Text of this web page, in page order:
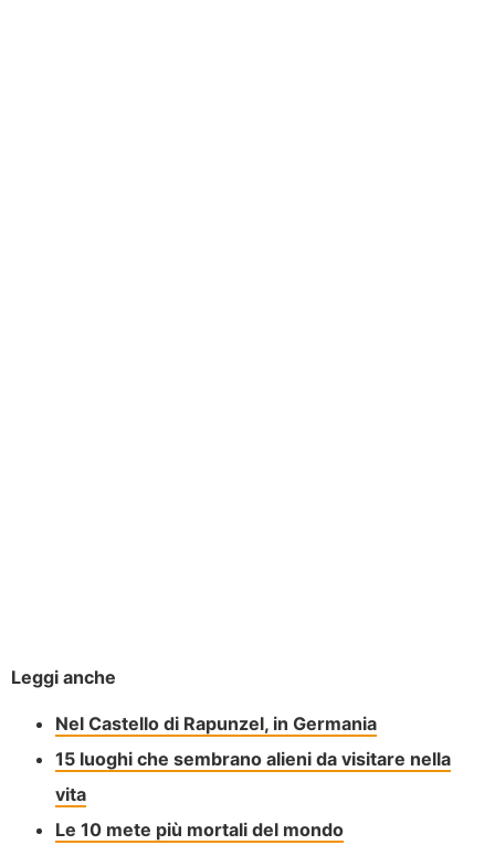
Leggi anche
Nel Castello di Rapunzel, in Germania
15 luoghi che sembrano alieni da visitare nella
vita
Le 10 mete più mortali del mondo